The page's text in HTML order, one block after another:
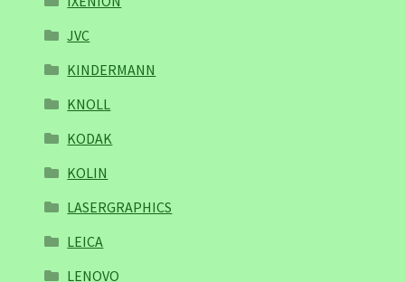
JVC
KINDERMANN
KNOLL
KODAK
KOLIN
LASERGRAPHICS
LEICA
LENOVO